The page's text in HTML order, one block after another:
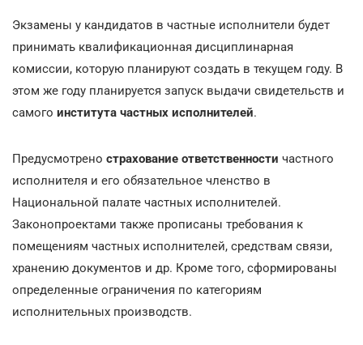
Экзамены у кандидатов в частные исполнители будет
принимать квалификационная дисциплинарная
комиссии, которую планируют создать в текущем году. В
этом же году планируется запуск выдачи свидетельств и
самого института частных исполнителей.
Предусмотрено страхование ответственности частного
исполнителя и его обязательное членство в
Национальной палате частных исполнителей.
Законопроектами также прописаны требования к
помещениям частных исполнителей, средствам связи,
хранению документов и др. Кроме того, сформированы
определенные ограничения по категориям
исполнительных производств.